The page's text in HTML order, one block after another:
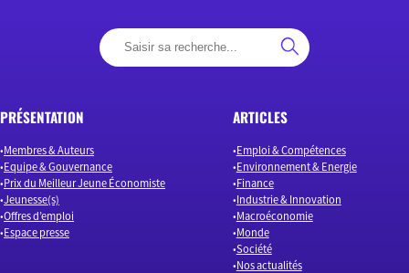
PRÉSENTATION
Membres & Auteurs
Equipe & Gouvernance
Prix du Meilleur Jeune Économiste
Jeunesse(s)
Offres d’emploi
Espace presse
ARTICLES
Emploi & Compétences
Environnement & Energie
Finance
Industrie & Innovation
Macroéconomie
Monde
Société
Nos actualités